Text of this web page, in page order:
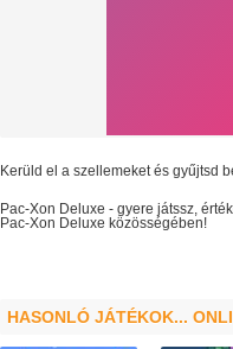
Kerüld el a szellemeket és gyűjtsd
Pac-Xon Deluxe - gyere játssz,
Pac-Xon Deluxe közösségében!
HASONLÓ JÁTÉKOK...